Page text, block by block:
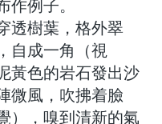
例子。
透樹葉，格外翠
自成一角（視
黃色的岩石發出沙
微風，吹拂着臉
），嗅到清新的氣